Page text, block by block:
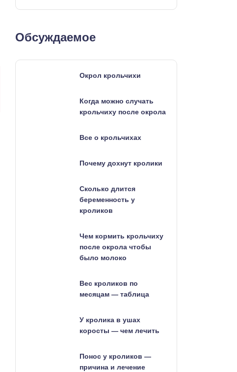
Обсуждаемое
Окрол крольчихи
Когда можно случать
крольчиху после окрола
Все о крольчихах
Почему дохнут кролики
Сколько длится
беременность у
кроликов
Чем кормить крольчиху
после окрола чтобы
было молоко
Вес кроликов по
месяцам — таблица
У кролика в ушах
коросты — чем лечить
Понос у кроликов —
причина и лечение